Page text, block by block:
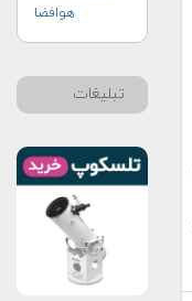
هوافضا
تبلیغات